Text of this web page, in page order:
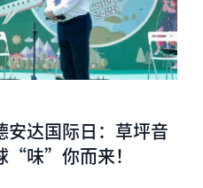
安达国际日：草坪音
“味”你而来！